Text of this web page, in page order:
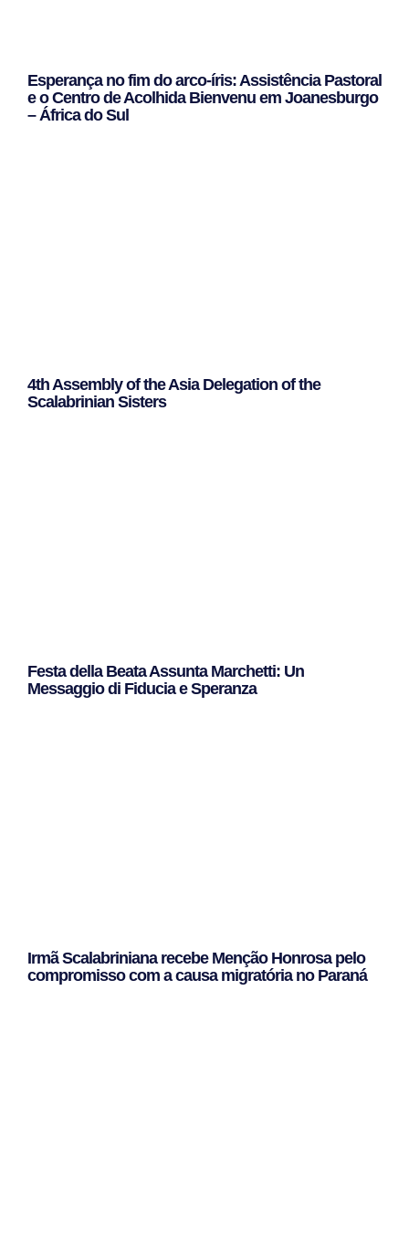
Esperança no fim do arco-íris: Assistência Pastoral
e o Centro de Acolhida Bienvenu em Joanesburgo
– África do Sul
4th Assembly of the Asia Delegation of the
Scalabrinian Sisters
Festa della Beata Assunta Marchetti: Un
Messaggio di Fiducia e Speranza
Irmã Scalabriniana recebe Menção Honrosa pelo
compromisso com a causa migratória no Paraná